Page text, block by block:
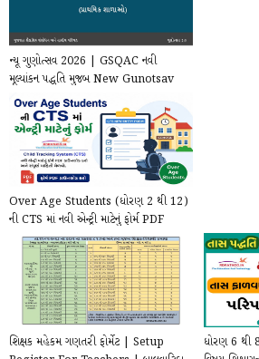
ન્યૂ ગુણોત્સવ 2026 | GSQAC નવી
મૂલ્યાંકન પદ્ધતિ મુજબ New Gunotsav
2.0 Framework ...
Over Age Students (ધોરણ 2 થી 12)
ની CTS માં નવી એન્ટ્રી માટેનું ફોર્મ PDF
(2026-...
શિક્ષક મહેકમ ગણતરી ફોર્મેટ | Setup
ધોરણ 6 થી